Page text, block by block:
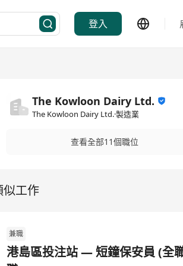
登入
The Kowloon Dairy Ltd.
The Kowloon Dairy Ltd.·製造業
查看全部11個職位
似工作
兼職
港島區投注站 — 短鐘保安員 (全